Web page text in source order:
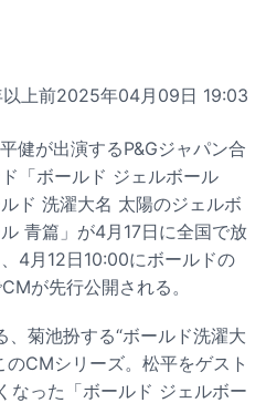
以上前2025年04月09日 19:03
健が出演するP&Gジャパン合
「ボールド ジェルボール
ド 洗濯大名 太陽のジェルボ
青篇」が4月17日に全国で放
4月12日10:00にボールドの
が先行公開される。
菊池扮する“ボールド洗濯大
CMシリーズ。松平をゲスト
なった「ボールド ジェルボー